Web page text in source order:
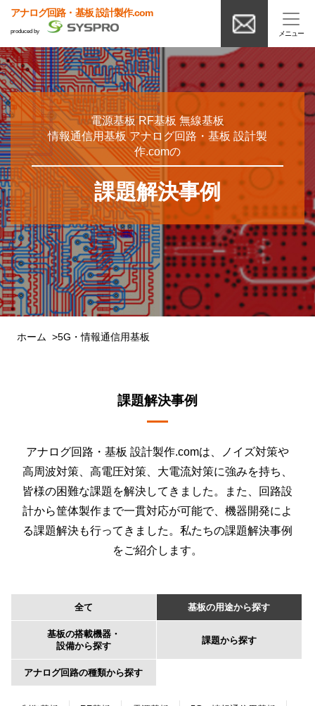
アナログ回路・基板 設計製作.com
produced by
電源基板 RF基板 無線基板
情報通信用基板 アナログ回路・基板 設計製
作.comの
課題解決事例
ホーム 5G・情報通信用基板
課題解決事例
アナログ回路・基板 設計製作.comは、ノイズ対策や
高周波対策、高電圧対策、大電流対策に強みを持ち、
皆様の困難な課題を解決してきました。また、回路設
計から筐体製作まで一貫対応が可能で、機器開発によ
る課題解決も行ってきました。私たちの課題解決事例
をご紹介します。
全て 基板の用途から探す
基板の搭載機器・
設備から探す
課題から探す
アナログ回路の種類から探す